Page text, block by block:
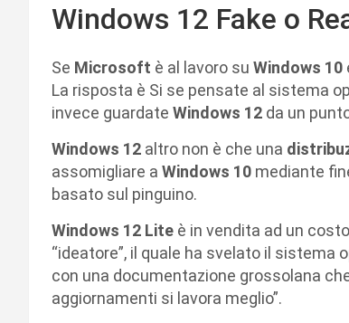
Windows 12 Fake o
Se Microsoft è al lavoro su Windows 10
La risposta è Si se pensate al sistema
invece guardate Windows 12 da un
Windows 12 altro non è che una
assomigliare a Windows 10 mediante
basato sul pinguino.
Windows 12 Lite è in vendita ad un
“ideatore”, il quale ha svelato il sistema
con una documentazione grossolana
aggiornamenti si lavora meglio”.